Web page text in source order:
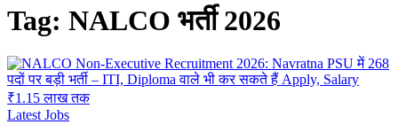
Tag: NALCO भर्ती 2026
Latest Jobs